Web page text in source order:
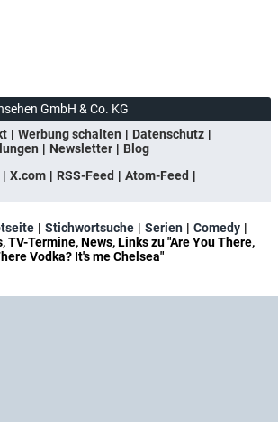
GmbH & Co. KG
Werbung schalten
Datenschutz
Newsletter
Blog
X.com RSS-Feed
Atom-Feed
Stichwortsuche Serien
Comedy
TV-Termine, News, Links zu "Are You There,
Vodka? It's me Chelsea"